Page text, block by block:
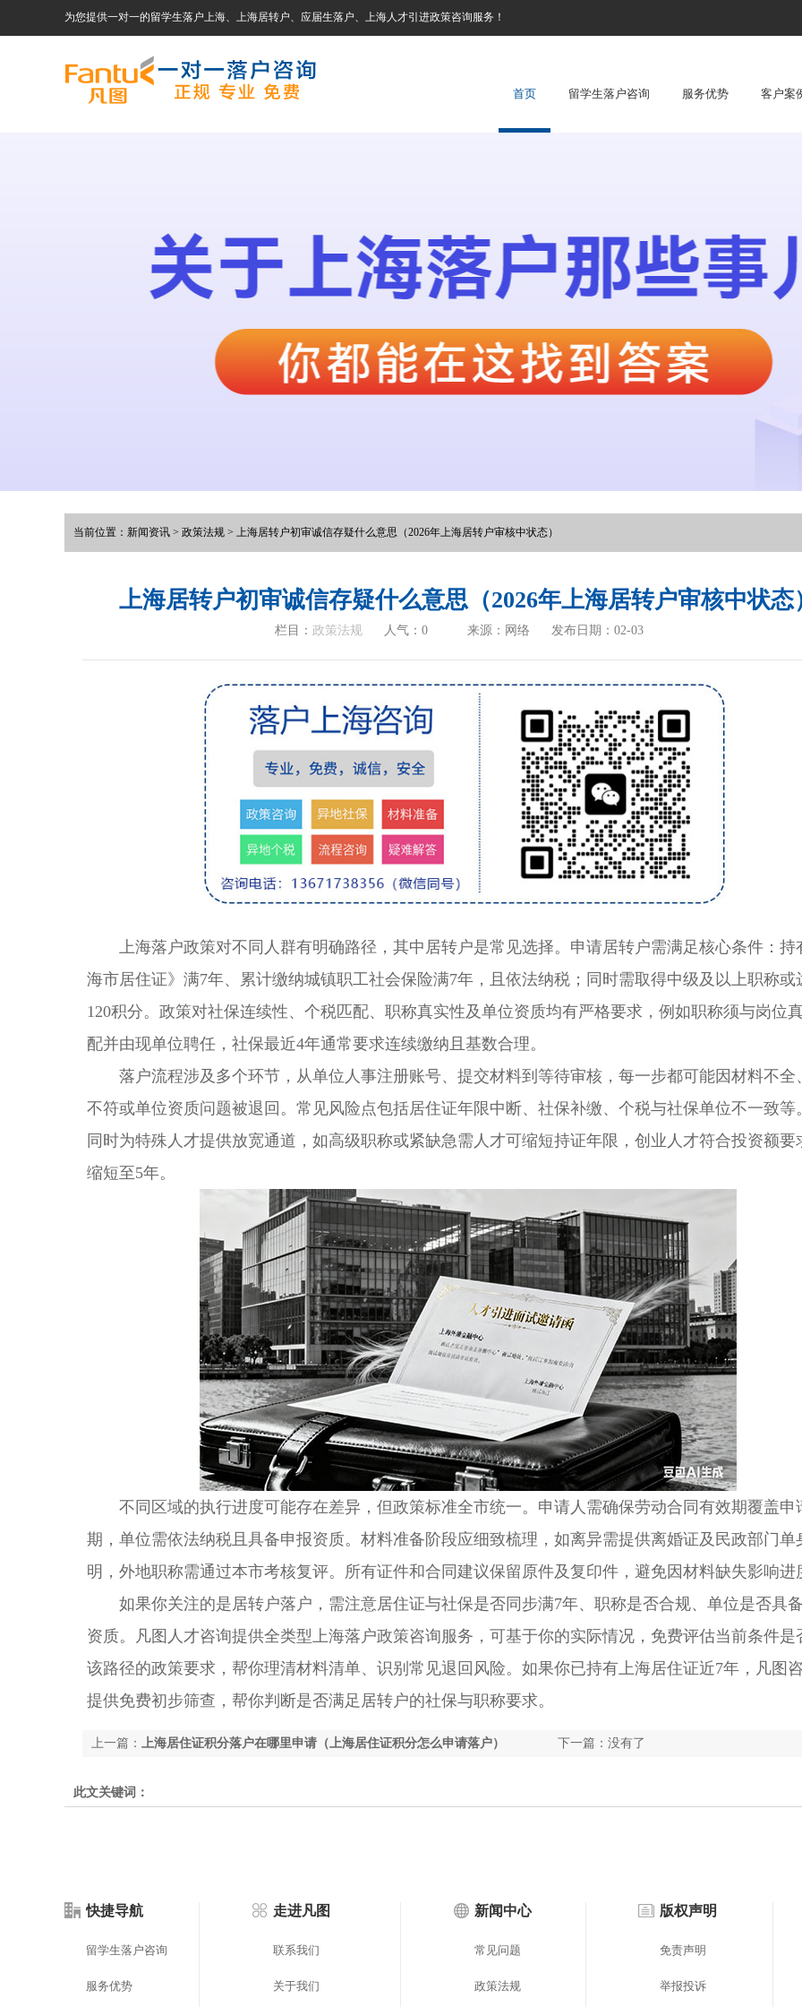
为您提供一对一的留学生落户上海、上海居转户、应届生落户、上海人才引进政策咨询服务！
首页 留学生落户咨询 服务优势 客户案
当前位置： 新闻资讯 > 政策法规 > 上海居转户初审诚信存疑什么意思（2026年上海居转户审核中状态）
上海居转户初审诚信存疑什么意思（2026年上海居转户审核中状态
栏目： 政策法规 人气： 0 来源：网络 发布日期：02-03
上海落户政策对不同人群有明确路径，其中居转户是常见选择。申请居转户需满足核心条件：持
海市居住证》满7年、累计缴纳城镇职工社会保险满7年，且依法纳税；同时需取得中级及以上职称或
120积分。政策对社保连续性、个税匹配、职称真实性及单位资质均有严格要求，例如职称须与岗位
配并由现单位聘任，社保最近4年通常要求连续缴纳且基数合理。
落户流程涉及多个环节，从单位人事注册账号、提交材料到等待审核，每一步都可能因材料不全
不符或单位资质问题被退回。常见风险点包括居住证年限中断、社保补缴、个税与社保单位不一致等
同时为特殊人才提供放宽通道，如高级职称或紧缺急需人才可缩短持证年限，创业人才符合投资额要
缩短至5年。
不同区域的执行进度可能存在差异，但政策标准全市统一。申请人需确保劳动合同有效期覆盖申
期，单位需依法纳税且具备申报资质。材料准备阶段应细致梳理，如离异需提供离婚证及民政部门单
明，外地职称需通过本市考核复评。所有证件和合同建议保留原件及复印件，避免因材料缺失影响进
如果你关注的是居转户落户，需注意居住证与社保是否同步满7年、职称是否合规、单位是否具
资质。凡图人才咨询提供全类型上海落户政策咨询服务，可基于你的实际情况，免费评估当前条件是
该路径的政策要求，帮你理清材料清单、识别常见退回风险。如果你已持有上海居住证近7年，凡图
提供免费初步筛查，帮你判断是否满足居转户的社保与职称要求。
下一篇：没有了
上一篇： 上海居住证积分落户在哪里申请（上海居住证积分怎么申请落户）
此文关键词：
快捷导航
留学生落户咨询
服务优势
走进凡图
联系我们
关于我们
新闻中心
常见问题
政策法规
版权声明
免责声明
举报投诉